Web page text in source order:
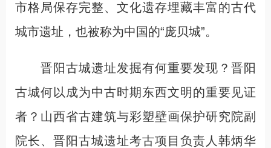
市格局保存完整、文化遗存埋藏丰富的古代
城市遗址，也被称为中国的“庞贝城”。
晋阳古城遗址发掘有何重要发现？晋阳
古城何以成为中古时期东西文明的重要见证
者？山西省古建筑与彩塑壁画保护研究院副
院长、晋阳古城遗址考古项目负责人韩炳华